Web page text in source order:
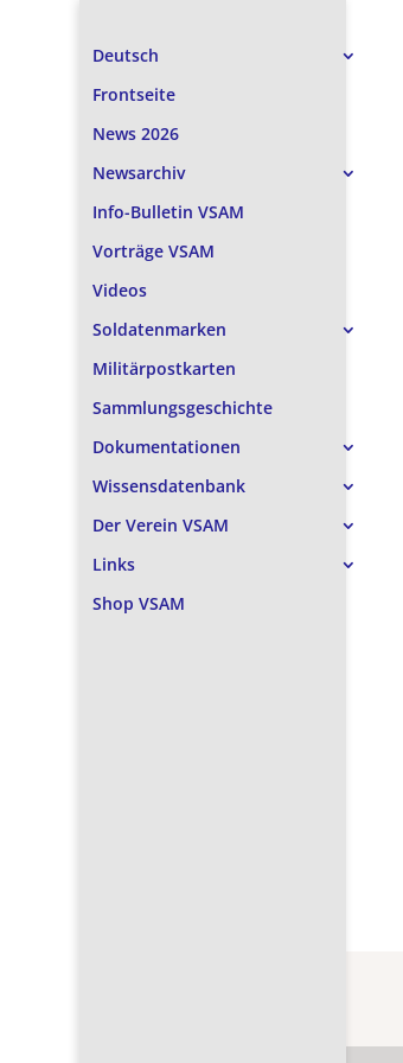
Deutsch
Frontseite
News 2026
Newsarchiv
Info-Bulletin VSAM
Vorträge VSAM
Videos
Soldatenmarken
Militärpostkarten
Sammlungsgeschichte
Dokumentationen
Wissensdatenbank
Der Verein VSAM
Links
Shop VSAM